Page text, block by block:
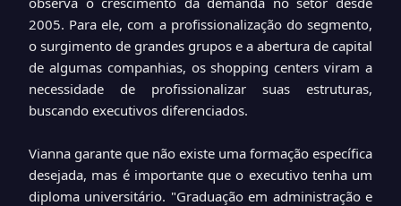
2005. Para ele, com a profissionalização do segmento,
o surgimento de grandes grupos e a abertura de capital
de algumas companhias, os shopping centers viram a
necessidade de profissionalizar suas estruturas,
buscando executivos diferenciados.
Vianna garante que não existe uma formação específica
desejada, mas é importante que o executivo tenha um
diploma universitário. "Graduação em administração e